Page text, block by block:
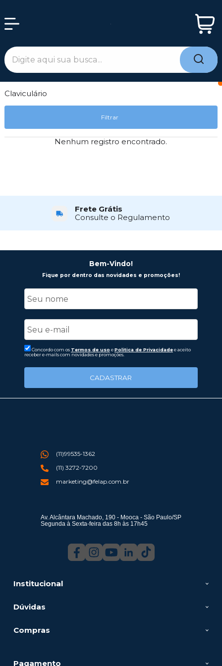
Claviculário
Filtrar
Nenhum registro encontrado.
Frete Grátis
Consulte o Regulamento
Bem-Vindo!
Fique por dentro das novidades e promoções!
Concordo com os Termos de uso ePolitica de Privacidadee aceito
receber e-mails com novidades e promoções.
CADASTRAR
Institucional
Dúvidas
Compras
(11)99535-1362
(11) 3272-7200
marketing@felap.com.br
Av. Alcântara Machado, 190 - Mooca - São Paulo/SP
Segunda à Sexta-feira das 8h às 17h45
Pagamento